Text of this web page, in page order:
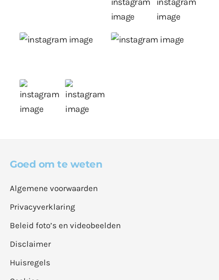
Goed om te weten
Algemene voorwaarden
Privacyverklaring
Beleid foto’s en videobeelden
Disclaimer
Huisregels